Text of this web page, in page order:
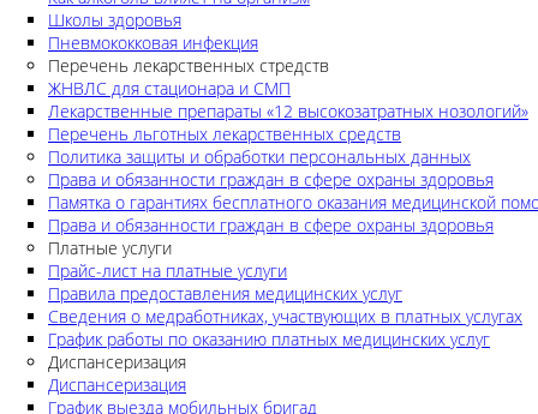
Школы здоровья
Пневмококковая инфекция
Перечень лекарственных стредств
ЖНВЛС для стационара и СМП
Лекарственные препараты «12 высокозатратных нозологий»
Перечень льготных лекарственных средств
Политика защиты и обработки персональных данных
Права и обязанности граждан в сфере охраны здоровья
Памятка о гарантиях бесплатного оказания медицинской
Права и обязанности граждан в сфере охраны здоровья
Платные услуги
Прайс-лист на платные услуги
Правила предоставления медицинских услуг
Сведения о медработниках, участвующих в платных услугах
График работы по оказанию платных медицинских услуг
Диспансеризация
Диспансеризация
График выезда мобильных бригад